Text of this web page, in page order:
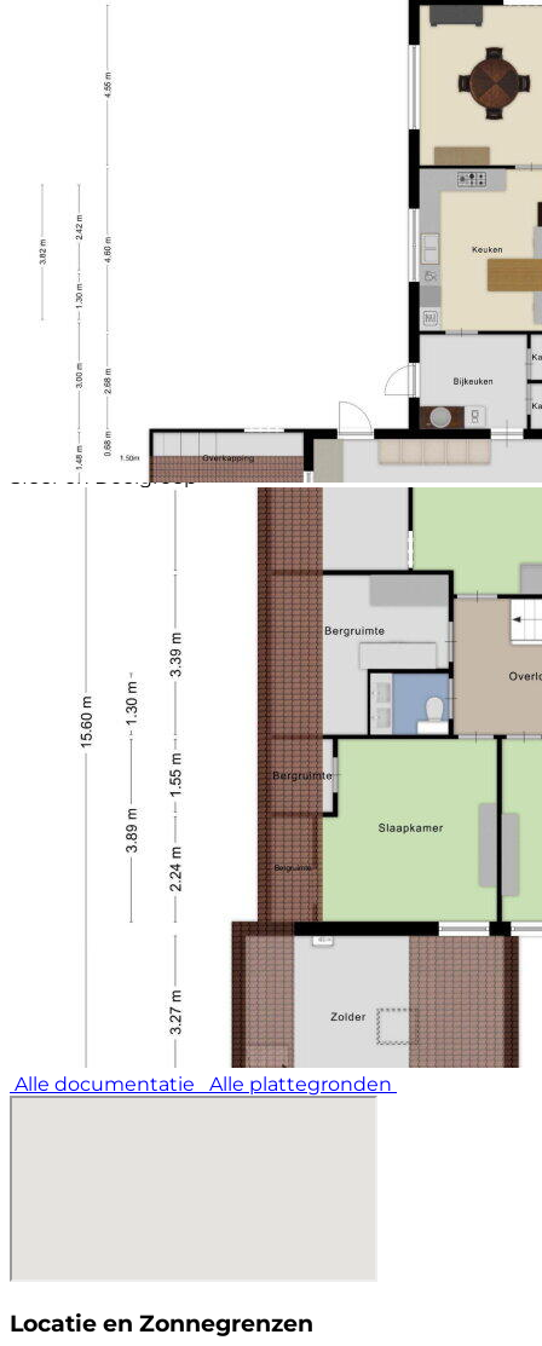
Rondom de woning ligt een prachtig aangelegde
tuin die direct een verzorgde indruk maakt. De
combinatie van groene gazons, sfeervolle terrassen
en kleurrijke plantenborders zorgt voor een fijne
Of je nu wilt genieten van een kop koffie in de
ochtendzon, gezellig wilt barbecueën met vrienden
of kinderen alle ruimte wilt geven om te spelen; deze
oprit maken het plaatje compleet.
Omgeving en Faciliteiten
Schijf staat bekend om haar rustige en groene
woonomgeving. Hier woon je in een prettige
dorpssfeer met volop ruimte en natuur in de directe
omgeving. Tegelijkertijd zijn dagelijkse voorzieningen,
uitvalswegen en omliggende dorpen goed
bereikbaar. Een ideale locatie voor wie comfortabel
wil wonen met rust en ruimte binnen handbereik.
Sfeer en Doelgroep
Deze woning ademt ruimte, warmte en comfort. De
combinatie van authentieke elementen, royale
leefruimtes en een praktische indeling maakt dit een
woning waar je je direct thuis voelt. Dankzij de
slaapkamer en badkamer op de begane grond is de
woning bijzonder geschikt voor levensloopbestendig
wonen, terwijl de vier slaapkamers en royale tuin ook
volop mogelijkheden bieden voor gezinnen die op
zoek zijn naar ruimte om te groeien en te genieten.
Toelichtingsclausule NEN2580:
De Meetinstructie is gebaseerd op de NEN2580. De
Meetinstructie is bedoeld om een meer eenduidige
manier van meten toe te passen voor het geven van
een indicatie van de gebruiksoppervlakte. De
Meetinstructie sluit verschillen in meetuitkomsten
niet volledig uit, door bijvoorbeeld
interpretatieverschillen, afrondingen of beperkingen
bij het uitvoeren van de meting.
Alle documentatie Alle plattegronden
Locatie en Zonnegrenzen